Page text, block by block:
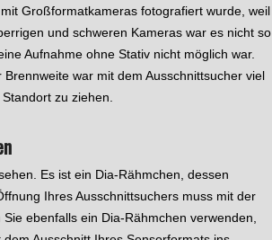
Großformatkameras fotografiert wurde, weil
und schweren Kameras war es nicht so
Aufnahme ohne Stativ nicht möglich war.
war mit dem Ausschnittsucher viel
zu ziehen.
Es ist ein Dia-Rähmchen, dessen
Ihres Ausschnittsuchers muss mit der
ebenfalls ein Dia-Rähmchen verwenden,